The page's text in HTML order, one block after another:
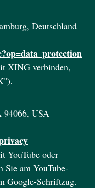
Deutschland
XING verbinden,
94066, USA
YouTube oder
Sie am YouTube-
Google-Schriftzug.